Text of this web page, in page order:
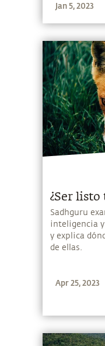
Jan 5, 2023
¿Ser listo
Sadhguru
inteligencia
y explica
de ellas.
Apr 25, 2023